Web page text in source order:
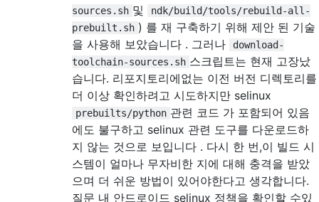
sources.sh 및
ndk/build/tools/rebuild-all-
prebuilt.sh ) 를 재 구축하기 위해 제안 된 기술
을 사용해 보았습니다 . 그러나
download-
toolchain-sources.sh 스크립트는 현재 고장났
습니다. 리포지토리에없는 이전 버전 디렉토리를
더 이상 확인하려고 시도하지만 selinux
prebuilts/python 관련 코드 가 포함되어 있음
에도 불구하고 selinux 관련 도구를 다운로드하
지 않는 것으로 보입니다 . 다시 한 번,이 빌드 시
스템이 얼마나 무자비한 지에 대해 충격을 받았
으며 더 쉬운 방법이 있어야한다고 생각합니다.
질문 내 안드로이드 selinux 정책을 확인할 수있